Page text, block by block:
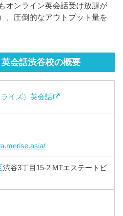
オンライン英会話受け放題が
、圧倒的なアウトプット量を
会話渋谷校の概要
イズ）英会話
渋谷3丁目15-2 MTエステートビ